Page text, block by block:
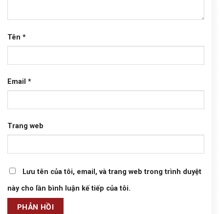
Tên *
Email *
Trang web
Lưu tên của tôi, email, và trang web trong trình duyệt
này cho lần bình luận kế tiếp của tôi.